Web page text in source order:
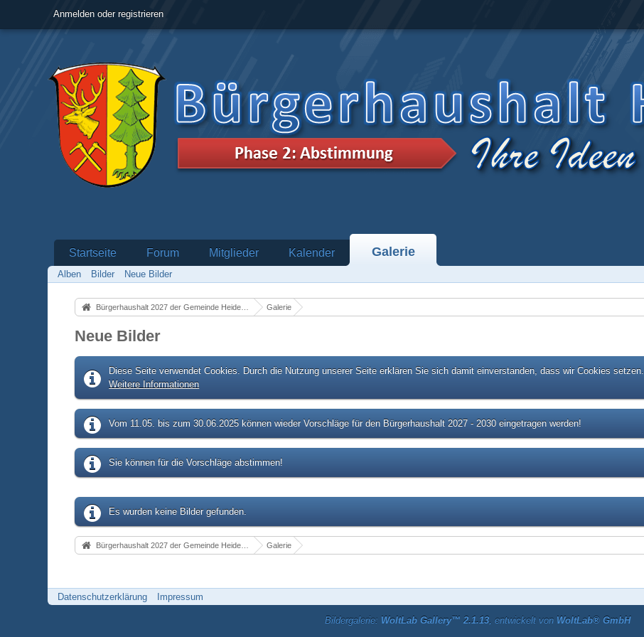
Anmelden oder registrieren
Startseite Forum Mitglieder Kalender Galerie
Alben Bilder Neue Bilder
Bürgerhaushalt 2027 der Gemeinde Heidenrod Galerie
Neue Bilder
Diese Seite verwendet Cookies. Durch die Nutzung unserer Seite erklären Sie sich damit einverstanden, dass wir Cookies setzen.
Weitere Informationen
Vom 11.05. bis zum 30.06.2025 können wieder Vorschläge für den Bürgerhaushalt 2027 - 2030 eingetragen werden!
Sie können für die Vorschläge abstimmen!
Es wurden keine Bilder gefunden.
Bürgerhaushalt 2027 der Gemeinde Heidenrod Galerie
Datenschutzerklärung Impressum
Bildergalerie: WoltLab Gallery™ 2.1.13, entwickelt von WoltLab® GmbH